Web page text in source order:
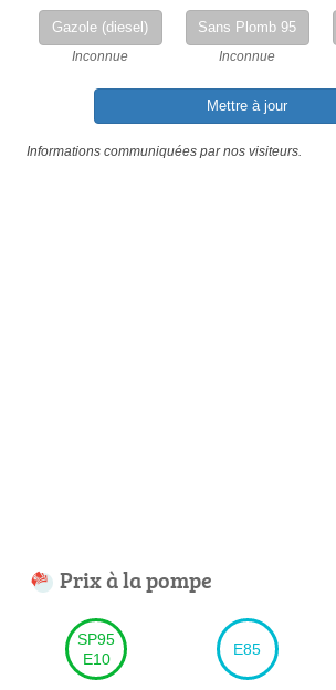
Gazole (diesel)
Inconnue
Sans Plomb 95
Inconnue
Mettre à jour
Informations communiquées par nos visiteurs.
Prix à la pompe
SP95
E10
E85